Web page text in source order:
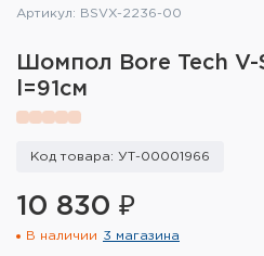
Инструмент для заточки
снаряжения
Сумки и рюкзаки
Артикул: BSVX-2236-00
Шомпол Bore Tech V-
l=91см
Код товара: УТ-00001966
10 830 ₽
В наличии 3 магазина